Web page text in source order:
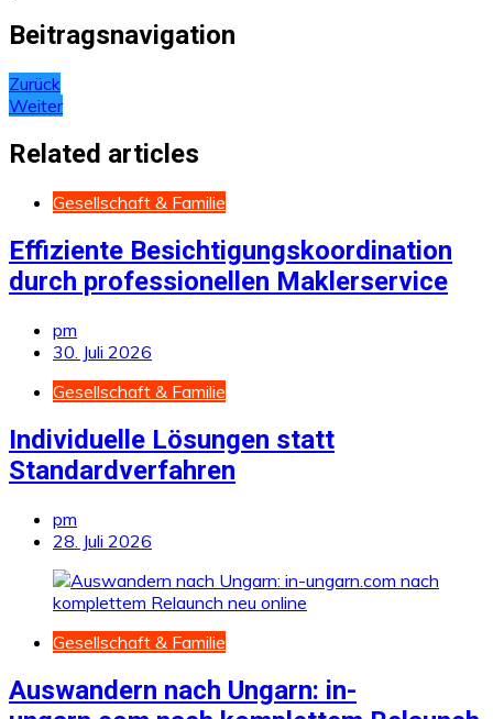
Beitragsnavigation
Zurück
Weiter
Related articles
Gesellschaft & Familie
Effiziente Besichtigungskoordination
durch professionellen Maklerservice
pm
30. Juli 2026
Gesellschaft & Familie
Individuelle Lösungen statt
Standardverfahren
pm
28. Juli 2026
Gesellschaft & Familie
Auswandern nach Ungarn: in-